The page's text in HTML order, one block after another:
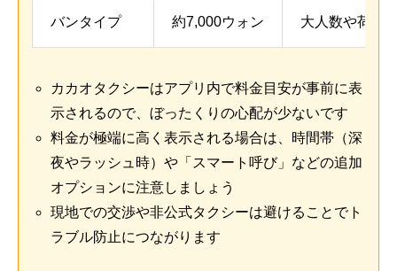
バンタイプ 約7,000ウォン 大人数や荷物
カカオタクシーはアプリ内で料金目安が事前に表
示されるので、ぼったくりの心配が少ないです
料金が極端に高く表示される場合は、時間帯（深
夜やラッシュ時）や「スマート呼び」などの追加
オプションに注意しましょう
現地での交渉や非公式タクシーは避けることでト
ラブル防止につながります